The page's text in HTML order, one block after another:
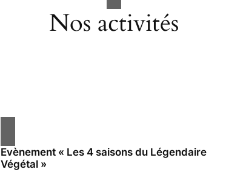
Nos activités
Evènement « Les 4 saisons du Légendaire
Végétal »